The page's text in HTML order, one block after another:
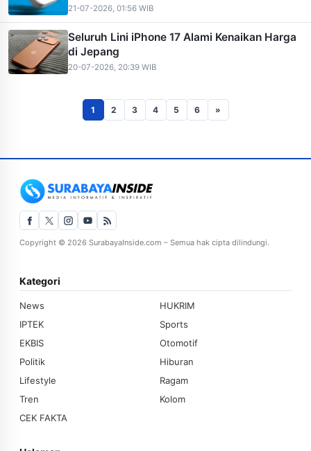
21-07-2026, 01:56 WIB
Seluruh Lini iPhone 17 Alami Kenaikan Harga
di Jepang
20-07-2026, 20:39 WIB
1 2 3 4 5 6 »
Copyright © 2026 SurabayaInside.com – Semua hak cipta dilindungi.
Kategori
News
HUKRIM
IPTEK
Sports
EKBIS
Otomotif
Politik
Hiburan
Lifestyle
Ragam
Tren
Kolom
CEK FAKTA